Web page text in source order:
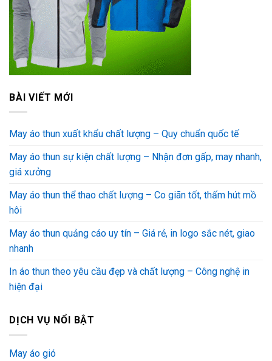
BÀI VIẾT MỚI
May áo thun xuất khẩu chất lượng – Quy chuẩn quốc tế
May áo thun sự kiện chất lượng – Nhận đơn gấp, may nhanh,
giá xưởng
May áo thun thể thao chất lượng – Co giãn tốt, thấm hút mồ
hôi
May áo thun quảng cáo uy tín – Giá rẻ, in logo sắc nét, giao
nhanh
In áo thun theo yêu cầu đẹp và chất lượng – Công nghệ in
hiện đại
DỊCH VỤ NỔI BẬT
May áo gió